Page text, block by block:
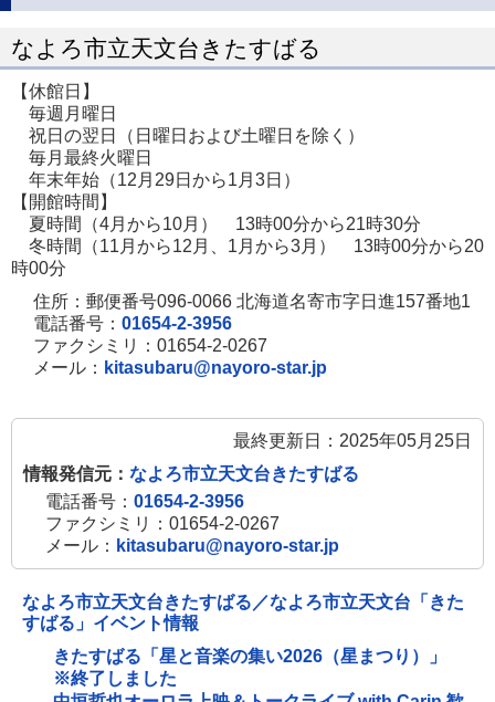
なよろ市立天文台きたすばる
【休館日】
毎週月曜日
祝日の翌日（日曜日および土曜日を除く）
毎月最終火曜日
年末年始（12月29日から1月3日）
【開館時間】
夏時間（4月から10月） 13時00分から21時30分
冬時間（11月から12月、1月から3月） 13時00分から20
時00分
住所：郵便番号096-0066 北海道名寄市字日進157番地1
電話番号： 01654-2-3956
ファクシミリ：01654-2-0267
メール： kitasubaru@nayoro-star.jp
最終更新日：2025年05月25日
情報発信元： なよろ市立天文台きたすばる
電話番号： 01654-2-3956
ファクシミリ：01654-2-0267
メール： kitasubaru@nayoro-star.jp
なよろ市立天文台きたすばる／なよろ市立天文台「きた
すばる」イベント情報
きたすばる「星と音楽の集い2026（星まつり）」
※終了しました